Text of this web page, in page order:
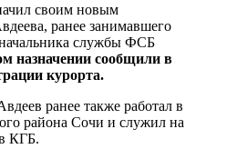
своим новым
ранее занимавшего
начальника службы ФСБ
назначении сообщили в
курорта.
ранее также работал в
района Сочи и служил на
КГБ.